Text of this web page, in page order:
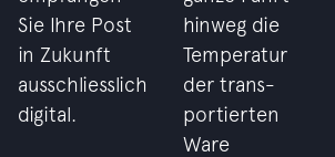
Sie Ihre Post
in Zukunft
ausschliesslich
digital.
hinweg die
Temperatur
der trans-
portierten
Ware